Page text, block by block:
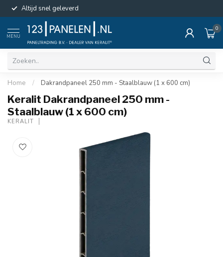
Altijd snel geleverd
MENU
0
Home / Dakrandpaneel 250 mm - Staalblauw (1 x 600 cm)
Keralit Dakrandpaneel 250 mm -
Staalblauw (1 x 600 cm)
KERALIT